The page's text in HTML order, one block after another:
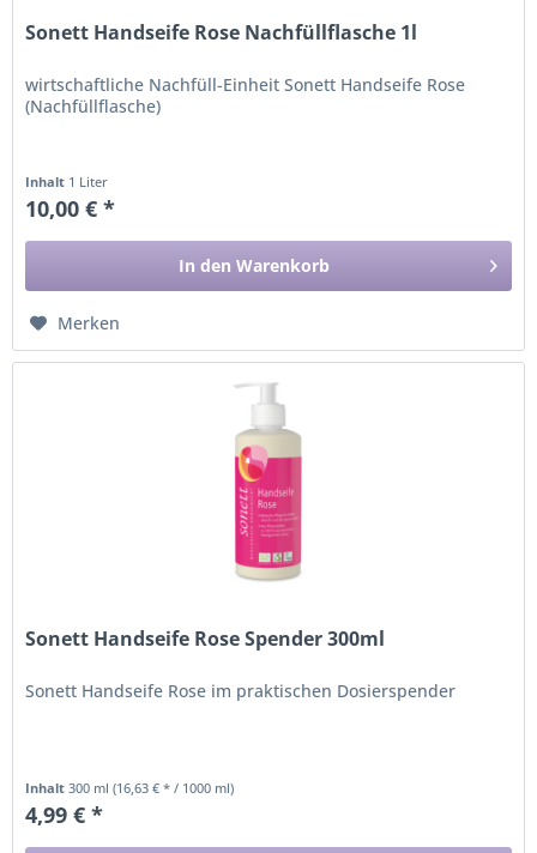
Sonett Handseife Rose Nachfüllflasche 1l
wirtschaftliche Nachfüll-Einheit Sonett Handseife Rose
(Nachfüllflasche)
Inhalt 1 Liter
10,00 € *
In den Warenkorb
Merken
Sonett Handseife Rose Spender 300ml
Sonett Handseife Rose im praktischen Dosierspender
Inhalt300 ml(16,63 € * / 1000 ml)
4,99 € *